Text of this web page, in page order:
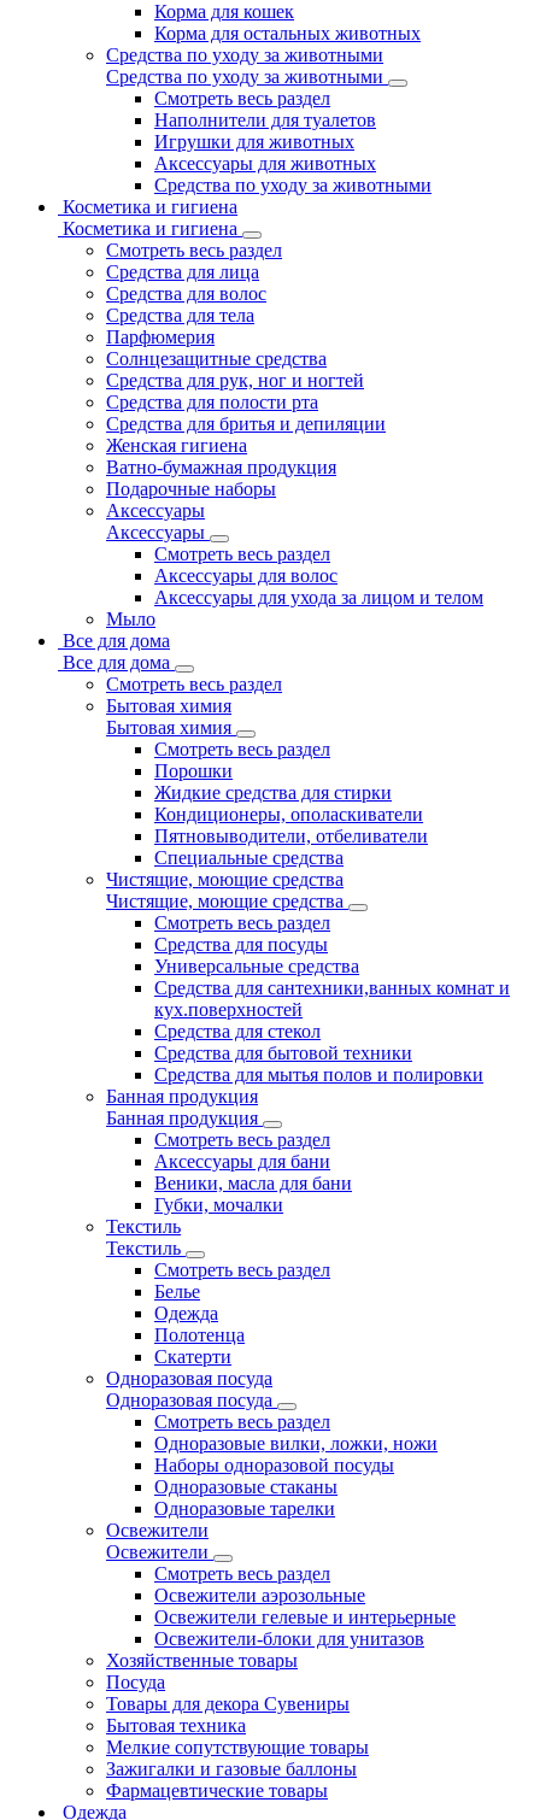
Корма для кошек
Корма для остальных животных
Средства по уходу за животными
Средства по уходу за животными
Смотреть весь раздел
Наполнители для туалетов
Игрушки для животных
Аксессуары для животных
Средства по уходу за животными
Косметика и гигиена
Косметика и гигиена
Смотреть весь раздел
Средства для лица
Средства для волос
Средства для тела
Парфюмерия
Солнцезащитные средства
Средства для рук, ног и ногтей
Средства для полости рта
Средства для бритья и депиляции
Женская гигиена
Ватно-бумажная продукция
Подарочные наборы
Аксессуары
Аксессуары
Смотреть весь раздел
Аксессуары для волос
Аксессуары для ухода за лицом и телом
Мыло
Все для дома
Все для дома
Смотреть весь раздел
Бытовая химия
Бытовая химия
Смотреть весь раздел
Порошки
Жидкие средства для стирки
Кондиционеры, ополаскиватели
Пятновыводители, отбеливатели
Специальные средства
Чистящие, моющие средства
Чистящие, моющие средства
Смотреть весь раздел
Средства для посуды
Универсальные средства
Средства для сантехники,ванных комнат и
кух.поверхностей
Средства для стекол
Средства для бытовой техники
Средства для мытья полов и полировки
Банная продукция
Банная продукция
Смотреть весь раздел
Аксессуары для бани
Веники, масла для бани
Губки, мочалки
Текстиль
Текстиль
Смотреть весь раздел
Белье
Одежда
Полотенца
Скатерти
Одноразовая посуда
Одноразовая посуда
Смотреть весь раздел
Одноразовые вилки, ложки, ножи
Наборы одноразовой посуды
Одноразовые стаканы
Одноразовые тарелки
Освежители
Освежители
Смотреть весь раздел
Освежители аэрозольные
Освежители гелевые и интерьерные
Освежители-блоки для унитазов
Хозяйственные товары
Посуда
Товары для декора Сувениры
Бытовая техника
Мелкие сопутствующие товары
Зажигалки и газовые баллоны
Фармацевтические товары
Одежда